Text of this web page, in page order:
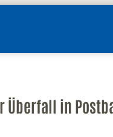
Überfall in